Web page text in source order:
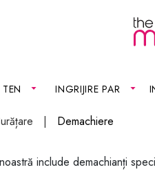
INGRIJIRE PAR
Demachiere
include demachianți